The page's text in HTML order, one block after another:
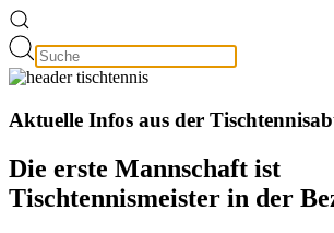
Aktuelle Infos aus der
Die erste Mannschaft ist
Tischtennismeister in der